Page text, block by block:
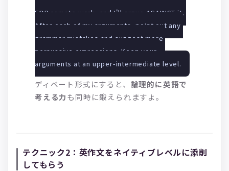
FOR remote work, and I'll argue AGAINST it.
After each of my arguments, point out any
grammar mistakes and suggest more
persuasive expressions. Keep your
arguments at an upper-intermediate level.
ディベート形式にすると、 論理的に英語で
考える力も同時に鍛えられますよ。
テクニック2：英作文をネイティブレベルに添削
してもらう